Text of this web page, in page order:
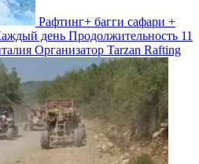
Рафтинг+ багги сафари +
день Продолжительность 11
Организатор Tarzan Rafting